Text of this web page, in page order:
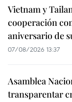
Vietnam y
cooperación
aniversario de
07/08/2026 13:37
Asamblea
transparentar